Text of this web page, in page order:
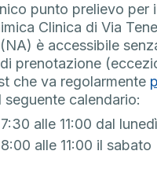
punto prelievo per
Clinica di Via
è accessibile
prenotazione
che va regolarmente
seguente calendario:
alle 11:00 dal
alle 11:00 il sabato